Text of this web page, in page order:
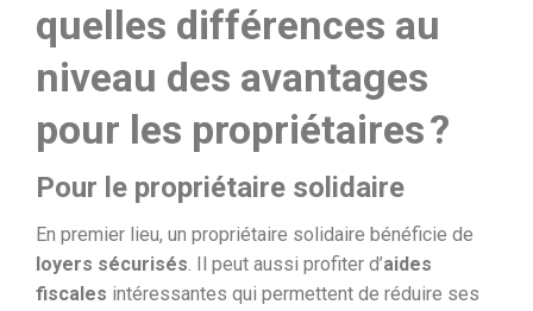
quelles différences au
niveau des avantages
pour les propriétaires ?
Pour le propriétaire solidaire
En premier lieu, un propriétaire solidaire bénéficie de
loyers sécurisés. Il peut aussi profiter d’aides
fiscales intéressantes qui permettent de réduire ses